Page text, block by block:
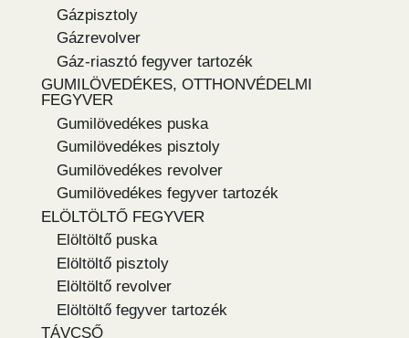
Gázpisztoly
Gázrevolver
Gáz-riasztó fegyver tartozék
GUMILÖVEDÉKES, OTTHONVÉDELMI
FEGYVER
Gumilövedékes puska
Gumilövedékes pisztoly
Gumilövedékes revolver
Gumilövedékes fegyver tartozék
ELÖLTÖLTŐ FEGYVER
Elöltöltő puska
Elöltöltő pisztoly
Elöltöltő revolver
Elöltöltő fegyver tartozék
TÁVCSŐ